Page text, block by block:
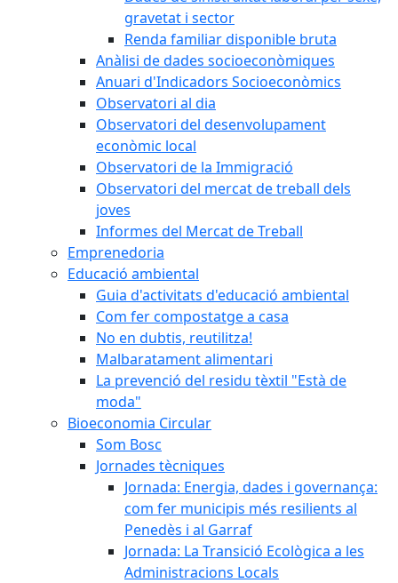
gravetat i sector
Renda familiar disponible bruta
Anàlisi de dades socioeconòmiques
Anuari d'Indicadors Socioeconòmics
Observatori al dia
Observatori del desenvolupament
econòmic local
Observatori de la Immigració
Observatori del mercat de treball dels
joves
Informes del Mercat de Treball
Emprenedoria
Educació ambiental
Guia d'activitats d'educació ambiental
Com fer compostatge a casa
No en dubtis, reutilitza!
Malbaratament alimentari
La prevenció del residu tèxtil "Està de
moda"
Bioeconomia Circular
Som Bosc
Jornades tècniques
Jornada: Energia, dades i governança:
com fer municipis més resilients al
Penedès i al Garraf
Jornada: La Transició Ecològica a les
Administracions Locals